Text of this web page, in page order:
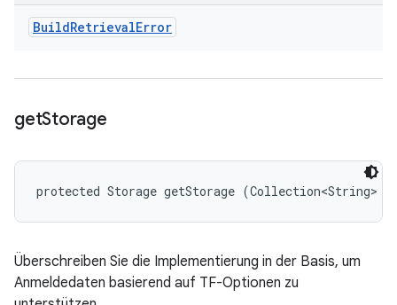
BuildRetrievalError
getStorage
protected Storage getStorage (Collection<String>
Überschreiben Sie die Implementierung in der Basis, um
Anmeldedaten basierend auf TF-Optionen zu